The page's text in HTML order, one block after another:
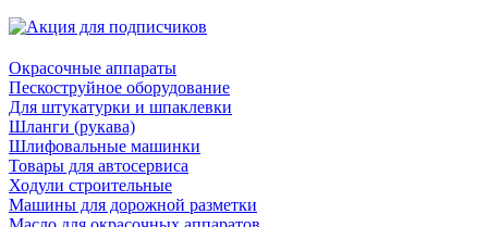
Окрасочные аппараты
Пескоструйное оборудование
Для штукатурки и шпаклевки
Шланги (рукава)
Шлифовальные машинки
Товары для автосервиса
Ходули строительные
Машины для дорожной разметки